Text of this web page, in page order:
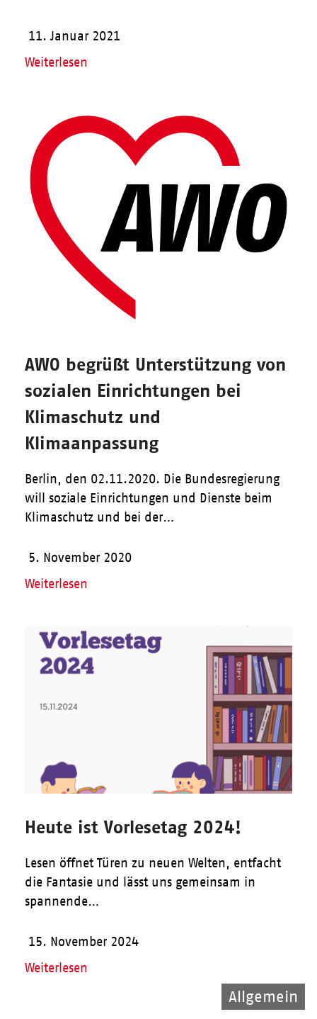
Pflege
11. Januar 2021
Weiterlesen
Allgemein
AWO begrüßt Unterstützung von
sozialen Einrichtungen bei
Klimaschutz und
Klimaanpassung
Berlin, den 02.11.2020. Die Bundesregierung
will soziale Einrichtungen und Dienste beim
Klimaschutz und bei der…
5. November 2020
Weiterlesen
Allgemein
Heute ist Vorlesetag 2024!
Lesen öffnet Türen zu neuen Welten, entfacht
die Fantasie und lässt uns gemeinsam in
spannende…
15. November 2024
Weiterlesen